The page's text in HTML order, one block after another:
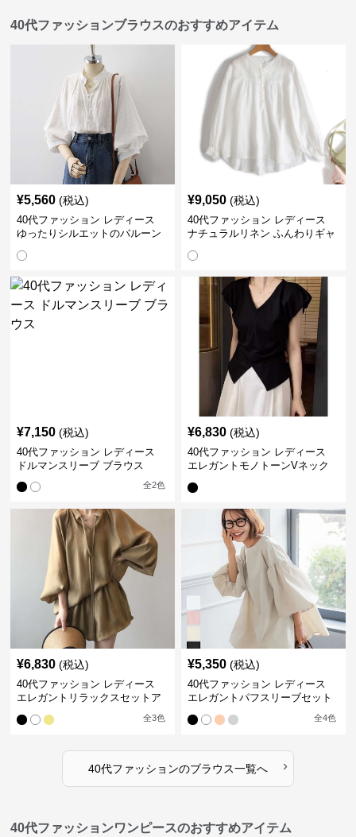
40代ファッションブラウスのおすすめアイテム
¥5,560 (税込)
40代ファッション レディース
ゆったりシルエットのバルーン
¥9,050 (税込)
40代ファッション レディース
ナチュラルリネン ふんわりギャ
¥7,150 (税込)
40代ファッション レディース
ドルマンスリーブ ブラウス
全2色
¥6,830 (税込)
40代ファッション レディース
エレガントモノトーンVネック
¥6,830 (税込)
40代ファッション レディース
エレガントリラックスセットア
全3色
¥5,350 (税込)
40代ファッション レディース
エレガントパフスリーブセット
全4色
40代ファッションのブラウス一覧へ ›
40代ファッションワンピースのおすすめアイテム